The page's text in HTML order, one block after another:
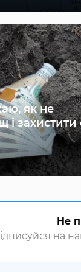
як не
захистити
Не
на